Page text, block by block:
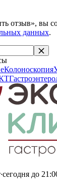
отзыв», вы
данных.
Колоноскопия
·сегодня до